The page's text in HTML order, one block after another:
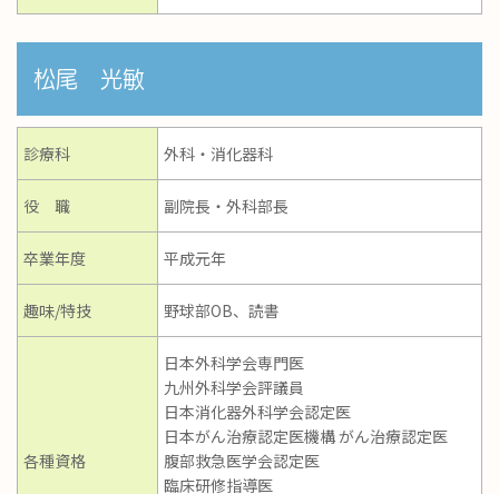
松尾 光敏
診療科 外科・消化器科
役 職 副院長・外科部長
卒業年度 平成元年
趣味/特技 野球部OB、読書
各種資格
日本外科学会専門医
九州外科学会評議員
日本消化器外科学会認定医
日本がん治療認定医機構 がん治療認定医
腹部救急医学会認定医
臨床研修指導医